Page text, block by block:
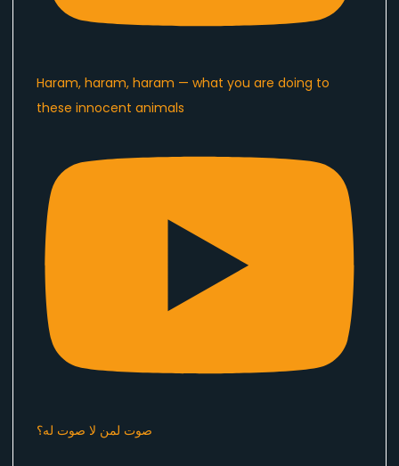
Haram, haram, haram — what you are doing to
these innocent animals
صوت لمن لا صوت له؟